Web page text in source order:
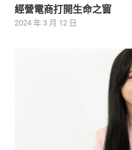
經營電商打開生命之窗
2024 年 3 月 12 日